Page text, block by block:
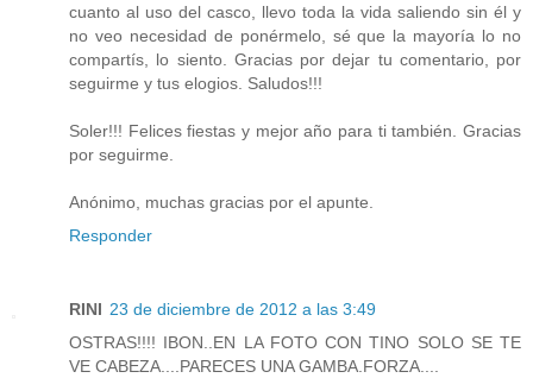
cuanto al uso del casco, llevo toda la vida saliendo sin él y
no veo necesidad de ponérmelo, sé que la mayoría lo no
compartís, lo siento. Gracias por dejar tu comentario, por
seguirme y tus elogios. Saludos!!!
Soler!!! Felices fiestas y mejor año para ti también. Gracias
por seguirme.
Anónimo, muchas gracias por el apunte.
Responder
RINI 23 de diciembre de 2012 a las 3:49
OSTRAS!!!! IBON..EN LA FOTO CON TINO SOLO SE TE
VE CABEZA....PARECES UNA GAMBA.FORZA....